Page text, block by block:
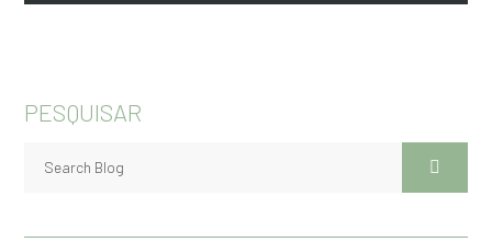
PESQUISAR